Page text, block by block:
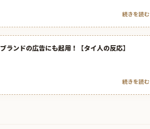
続きを読む
ランドの広告にも起用！【タイ人の反応】
続きを読む